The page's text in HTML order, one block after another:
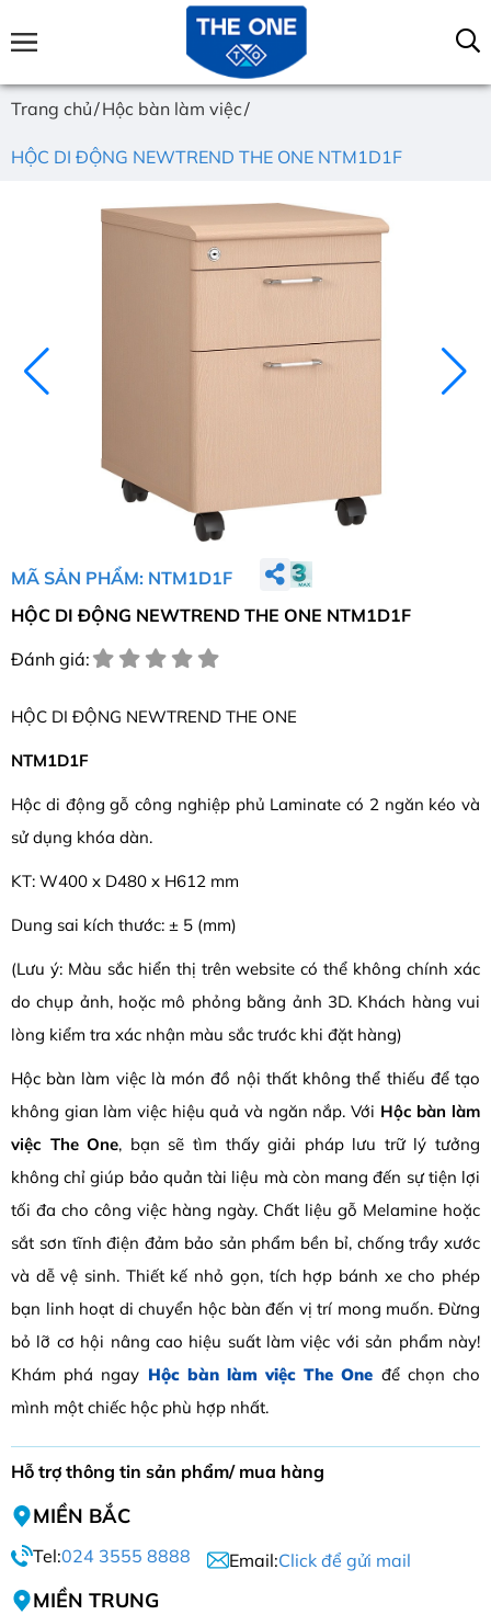
Trang chủ Hộc bàn làm việc
HỘC DI ĐỘNG NEWTREND THE ONE NTM1D1F
MÃ SẢN PHẨM: NTM1D1F
HỘC DI ĐỘNG NEWTREND THE ONE NTM1D1F
Đánh giá:
HỘC DI ĐỘNG NEWTREND THE ONE
NTM1D1F
Hộc di động gỗ công nghiệp phủ Laminate có 2 ngăn kéo và
sử dụng khóa dàn.
KT: W400 x D480 x H612 mm
Dung sai kích thước: ± 5 (mm)
(Lưu ý: Màu sắc hiển thị trên website có thể không chính xác
do chụp ảnh, hoặc mô phỏng bằng ảnh 3D. Khách hàng vui
lòng kiểm tra xác nhận màu sắc trước khi đặt hàng)
Hộc bàn làm việc là món đồ nội thất không thể thiếu để tạo
không gian làm việc hiệu quả và ngăn nắp. Với Hộc bàn làm
việc The One, bạn sẽ tìm thấy giải pháp lưu trữ lý tưởng
không chỉ giúp bảo quản tài liệu mà còn mang đến sự tiện lợi
tối đa cho công việc hàng ngày. Chất liệu gỗ Melamine hoặc
sắt sơn tĩnh điện đảm bảo sản phẩm bền bỉ, chống trầy xước
và dễ vệ sinh. Thiết kế nhỏ gọn, tích hợp bánh xe cho phép
bạn linh hoạt di chuyển hộc bàn đến vị trí mong muốn. Đừng
bỏ lỡ cơ hội nâng cao hiệu suất làm việc với sản phẩm này!
Khám phá ngay Hộc bàn làm việc The One để chọn cho
mình một chiếc hộc phù hợp nhất.
Hỗ trợ thông tin sản phẩm/ mua hàng
MIỀN BẮC
Tel:024 3555 8888 Email:Click để gửi mail
MIỀN TRUNG